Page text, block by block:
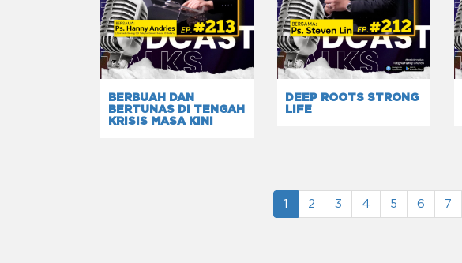
BERBUAH DAN
BERTUNAS DI TENGAH
KRISIS MASA KINI
DEEP ROOTS STRONG
LIFE
1 2 3 4 5 6 7